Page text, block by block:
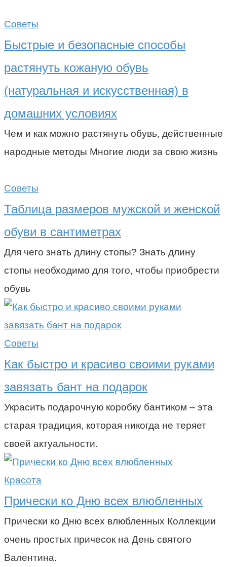
Советы
Быстрые и безопасные способы
растянуть кожаную обувь
(натуральная и искусственная) в
домашних условиях
Чем и как можно растянуть обувь, действенные
народные методы Многие люди за свою жизнь
Советы
Таблица размеров мужской и женской
обуви в сантиметрах
Для чего знать длину стопы? Знать длину
стопы необходимо для того, чтобы приобрести
обувь
Советы
Как быстро и красиво своими руками
завязать бант на подарок
Украсить подарочную коробку бантиком – эта
старая традиция, которая никогда не теряет
своей актуальности.
Красота
Прически ко Дню всех влюбленных
Прически ко Дню всех влюбленных Коллекции
очень простых причесок на День святого
Валентина.